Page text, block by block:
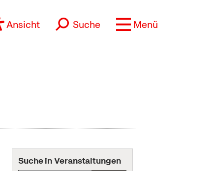
Ansicht Suche Menü
Suche in Veranstaltungen